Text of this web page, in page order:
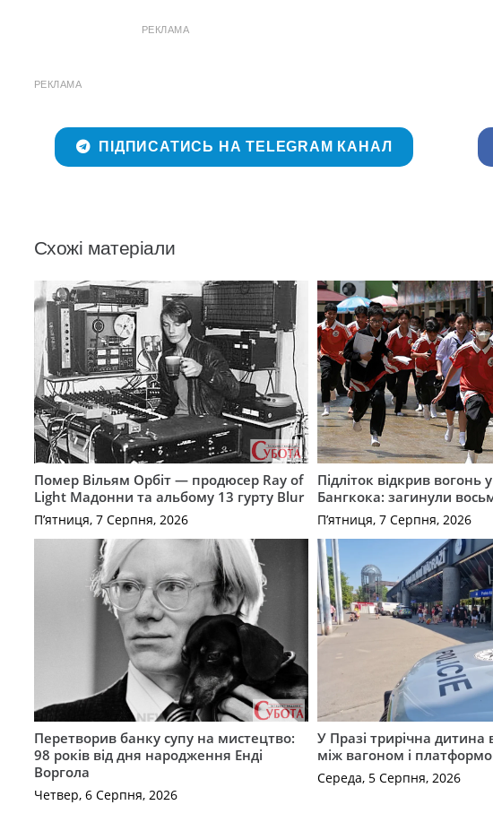
РЕКЛАМА
РЕКЛАМА
ПІДПИСАТИСЬ НА TELEGRAM КАНАЛ
Схожі матеріали
Помер Вільям Орбіт — продюсер Ray of
Light Мадонни та альбому 13 гурту Blur
П’ятниця, 7 Серпня, 2026
Підліток відкрив вогонь
Бангкока: загинули
П’ятниця, 7 Серпня, 2026
Перетворив банку супу на мистецтво:
98 років від дня народження Енді
Воргола
Четвер, 6 Серпня, 2026
У Празі трирічна дитина
між вагоном і
Середа, 5 Серпня, 2026